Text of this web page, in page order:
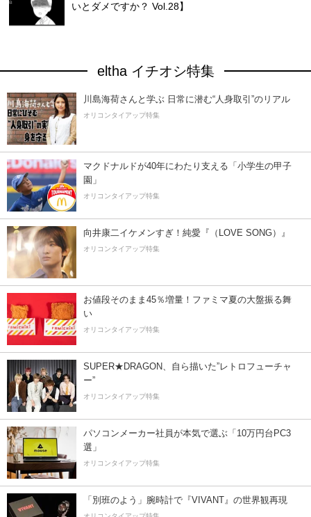
いとダメですか？ Vol.28】
eltha イチオシ特集
川島海荷さんと学ぶ 日常に潜む“人身取引”のリアル
オリコンタイアップ特集
マクドナルドが40年にわたり支える「小学生の甲子
園」
オリコンタイアップ特集
向井康二イケメンすぎ！純愛『（LOVE SONG）』
オリコンタイアップ特集
お値段そのまま45％増量！ファミマ夏の大盤振る舞
い
オリコンタイアップ特集
SUPER★DRAGON、自ら描いた”レトロフューチャ
ー”
オリコンタイアップ特集
パソコンメーカー社員が本気で選ぶ「10万円台PC3
選」
オリコンタイアップ特集
「別班のよう」腕時計で『VIVANT』の世界観再現